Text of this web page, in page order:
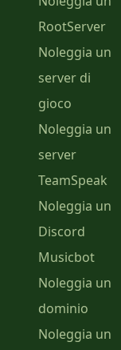
RootServer
Noleggia un
server di
gioco
Noleggia un
server
TeamSpeak
Noleggia un
Discord
Musicbot
Noleggia un
dominio
Noleggia un